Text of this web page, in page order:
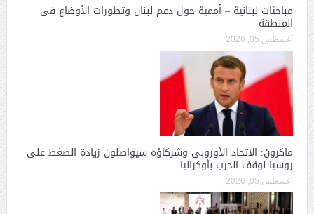
مباحثات لبنانية – أممية حول دعم لبنان وتطورات الأوضاع فى
المنطقة
أغسطس 05, 2026
ماكرون: الاتحاد الأوروبى وشركاؤه سيواصلون زيادة الضغط على
روسيا لوقف الحرب بأوكرانيا
أغسطس 05, 2026